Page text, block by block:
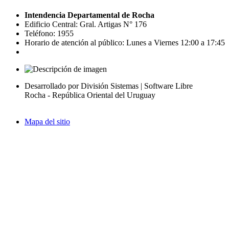
Intendencia Departamental de Rocha
Edificio Central: Gral. Artigas N° 176
Teléfono: 1955
Horario de atención al público: Lunes a Viernes 12:00 a 17:45
Desarrollado por División Sistemas | Software Libre
Rocha - República Oriental del Uruguay
Mapa del sitio